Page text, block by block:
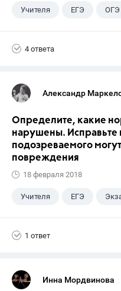
Учителя ЕГЭ ОГЭ
4 ответа
Александр
Определите, какие
нарушены. Исправьте
подозреваемого
повреждения
18 февраля 2018
Учителя ЕГЭ
1 ответ
Инна Мордвинова